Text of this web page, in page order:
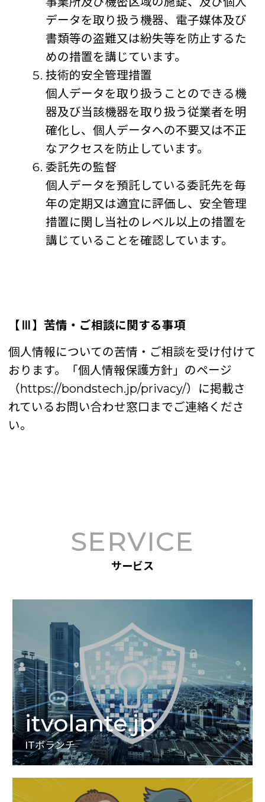
データを取り扱う機器、電子媒体及び
書類等の盗難又は紛失等を防止するた
めの措置を講じています。
技術的安全管理措置
個人データを取り扱うことのできる機
器及び当該機器を取り扱う従業者を明
確化し、個人データへの不要又は不正
なアクセスを防止しています。
委託先の監督
個人データを預託している委託先を毎
年の定期又は適宜に評価し、安全管理
措置に関し当社のレベル以上の措置を
講じていることを確認しています。
【Ⅲ】苦情・ご相談に関する事項
個人情報についての苦情・ご相談を受け付けて
おります。「個人情報保護方針」のページ
（https://bondstech.jp/privacy/）に掲載さ
れているお問い合わせ窓口までご連絡くださ
い。
SERVICE
サービス
itvolante.jp
ITボランチ